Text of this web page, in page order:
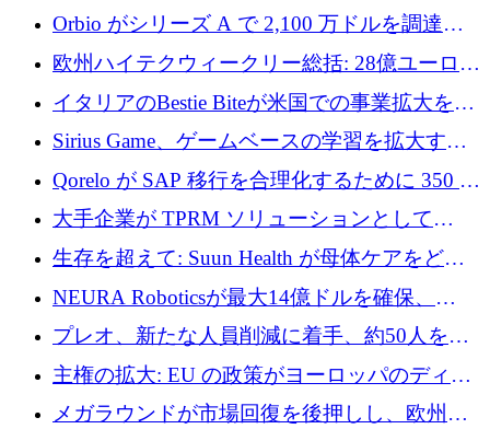
アグリテクノロジーのイノベーションを支援
に到達
Orbio がシリーズ A で 2,100 万ドルを調達、
AI 労働力管理を世界の最前線の労働者に提供
欧州ハイテクウィークリー総括: 28億ユーロの
取引と5月のハイライト
イタリアのBestie Biteが米国での事業拡大を加
速するために150万ユーロを調達
Sirius Game、ゲームベースの学習を拡大する
ために 130 万ユーロの資金調達を完了
Qorelo が SAP 移行を合理化するために 350 万
ドルを調達
大手企業が TPRM ソリューションとして
Vanta を選択する理由
生存を超えて: Suun Health が母体ケアをどの
ように再考しているか
NEURA Roboticsが最大14億ドルを確保、
Bending Spoonsが米国IPOを申請、英国首相が
4億ポンドのチップ計画を発表
プレオ、新たな人員削減に着手、約50人を解
雇
主権の拡大: EU の政策がヨーロッパのディー
プテック戦略をどのように再構築しているか
メガラウンドが市場回復を後押しし、欧州の